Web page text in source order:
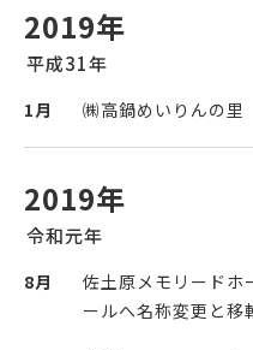
2019年
平成31年
1月 ㈱高鍋めいりんの
2019年
令和元年
8月
佐土原メモリードホ
ールへ名称変更と移